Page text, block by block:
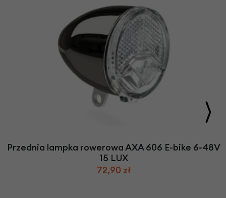
Przednia lampka rowerowa AXA 606 E-bike 6-48V
15 LUX
72,90 zł